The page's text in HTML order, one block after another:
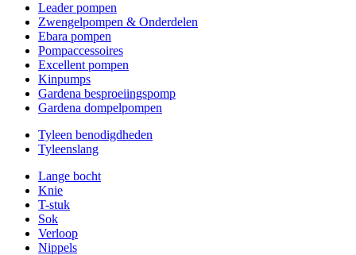
Leader pompen
Zwengelpompen & Onderdelen
Ebara pompen
Pompaccessoires
Excellent pompen
Kinpumps
Gardena besproeiingspomp
Gardena dompelpompen
Tyleen benodigdheden
Tyleenslang
Lange bocht
Knie
T-stuk
Sok
Verloop
Nippels